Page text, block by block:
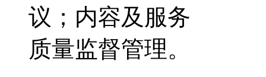
议；内容及服务
质量监督管理。